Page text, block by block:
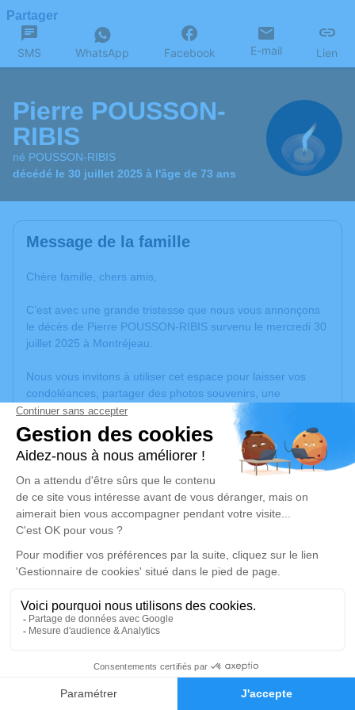
Faire-part Hommages
Partager
SMS WhatsApp Facebook E-mail Lien
Pierre POUSSON-
RIBIS
né POUSSON-RIBIS
décédé le 30 juillet 2025 à l'âge de 73 ans
Message de la famille
Chère famille, chers amis,
C’est avec une grande tristesse que nous vous annonçons
le décès de Pierre POUSSON-RIBIS survenu le mercredi 30
juillet 2025 à Montréjeau.
Nous vous invitons à utiliser cet espace pour laisser vos
condoléances, partager des photos souvenirs, une
anecdote ou exprimer vos pensées à travers des poèmes
ou des textes. Cet endroit est un lieu d'expression dédié à
honorer la mémoire de Pierre POUSSON-RIBIS.
Un service de plantation d’arbre hommage estdisponible
ici.
lundi 04 août 2025 à 14h30
Église Saint-Jean-Baptiste de Montréjeau
31210 Montréjeau